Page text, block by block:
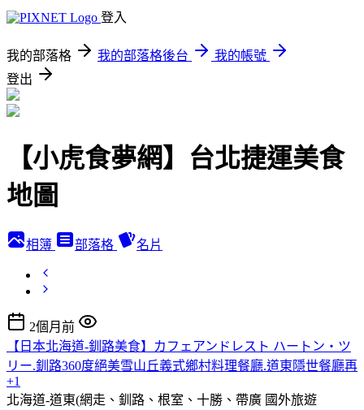
登入
我的部落格 我的部落格後台
我的帳號
登出
【小虎食夢網】台北捷運美食
地圖
相簿 部落格 名片
2個月前
【日本北海道-釧路美食】カフェアンドレスト ハートン・ツ
リー.釧路360度絕美雪山丘義式鄉村料理餐廳.道東隱世餐廳再
+1
北海道-道東(網走、釧路、根室、十勝、帶廣 國外旅遊